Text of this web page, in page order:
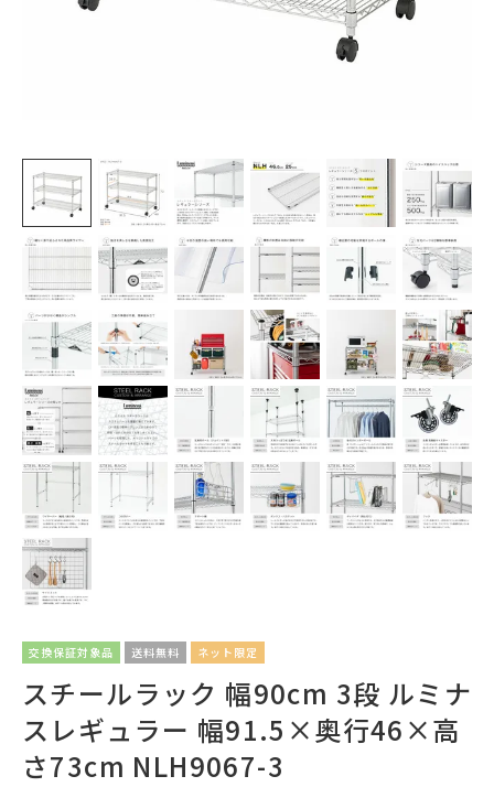
交換保証対象品 送料無料 ネット限定
スチールラック 幅90cm 3段 ルミナ
スレギュラー 幅91.5×奥行46×高
さ73cm NLH9067-3